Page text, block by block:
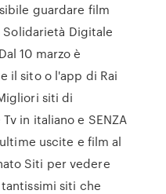
guardare film
Digitale
10 marzo è
il sito o l'app di Rai
siti di
in italiano e SENZA
uscite e film al
Siti per vedere
siti che